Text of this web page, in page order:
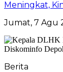
Meningkat,
Jumat, 7 Agu
Berita